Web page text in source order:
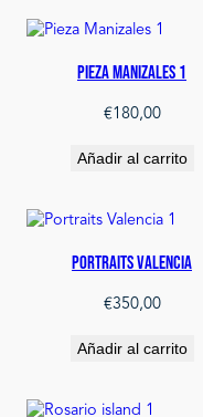
Pieza Manizales 1
€180,00
Añadir al carrito
Portraits Valencia
€350,00
Añadir al carrito